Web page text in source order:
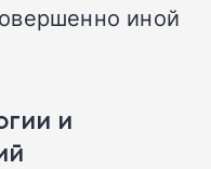
иной
и